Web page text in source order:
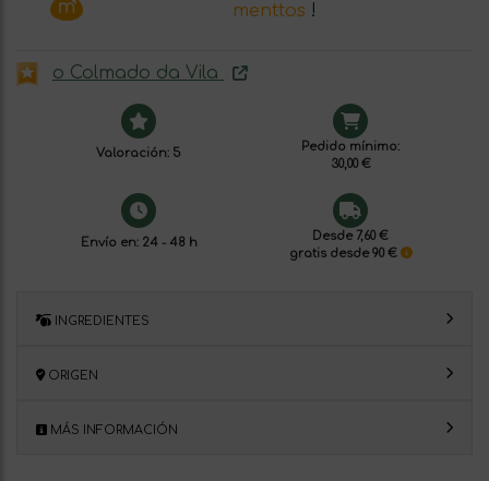
menttos !
o Colmado da Vila
Valoración: 5
Pedido mínimo:
30,00 €
Envío en: 24 - 48 h
Desde 7,60 €
gratis desde 90 €
INGREDIENTES
ORIGEN
MÁS INFORMACIÓN